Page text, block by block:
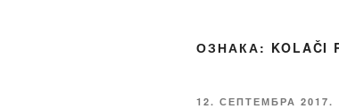
ОЗНАКА: KOLAČI
ОБЈАВЉЕНО
12. СЕПТЕМБРА 2017.